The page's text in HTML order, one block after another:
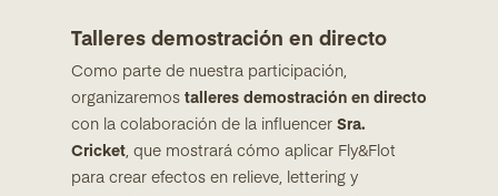
Talleres demostración en directo
Como parte de nuestra participación,
organizaremos talleres demostración en directo
con la colaboración de la influencer Sra.
Cricket, que mostrará cómo aplicar Fly&Flot
para crear efectos en relieve, lettering y